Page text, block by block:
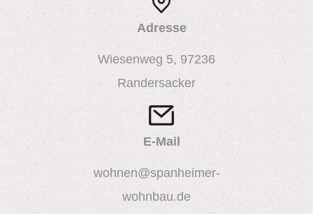
Adresse
Wiesenweg 5, 97236
Randersacker
E-Mail
wohnen@spanheimer-
wohnbau.de